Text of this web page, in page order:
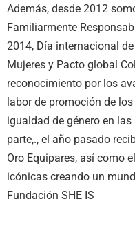
Además, desde 2012
Familiarmente
2014, Día internacional
Mujeres y Pacto global
reconocimiento por los
labor de promoción de
igualdad de género en
parte,., el año pasado
Oro Equipares, así como
icónicas creando un
Fundación SHE IS